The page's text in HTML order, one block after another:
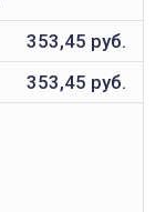
353,45 руб.
353,45 руб.